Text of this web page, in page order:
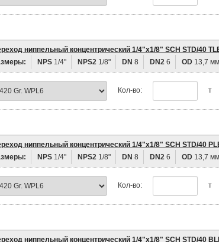
ниппельный концентрический 1/4"х1/8" SCH STD/40
NPS 1/4" NPS2 1/8" DN 8 DN2 6 OD 13,7 мм
Кол-во: т
ниппельный концентрический 1/4"х1/8" SCH STD/40
NPS 1/4" NPS2 1/8" DN 8 DN2 6 OD 13,7 мм
Кол-во: т
ниппельный концентрический 1/4"х1/8" SCH STD/40